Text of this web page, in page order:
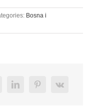
Bosna i
LinkedInPinterestVk